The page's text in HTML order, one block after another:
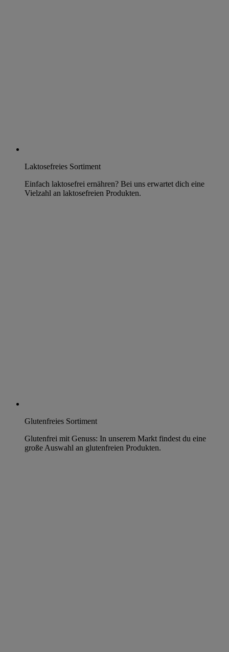
Laktosefreies Sortiment
Einfach laktosefrei ernähren? Bei uns erwartet dich eine
Vielzahl an laktosefreien Produkten.
Glutenfreies Sortiment
Glutenfrei mit Genuss: In unserem Markt findest du eine
große Auswahl an glutenfreien Produkten.